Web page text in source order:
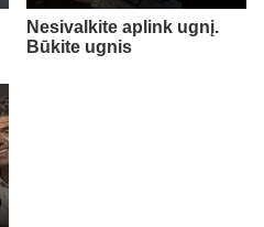
Nesivalkite aplink ugnį.
Būkite ugnis